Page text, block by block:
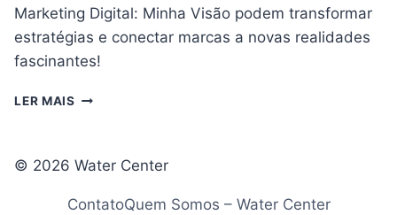
Marketing Digital: Minha Visão podem transformar
estratégias e conectar marcas a novas realidades
fascinantes!
LER MAIS
IMPLICAÇÕES
MARKETING
© 2026 Water Center
ContatoQuem Somos – Water Center